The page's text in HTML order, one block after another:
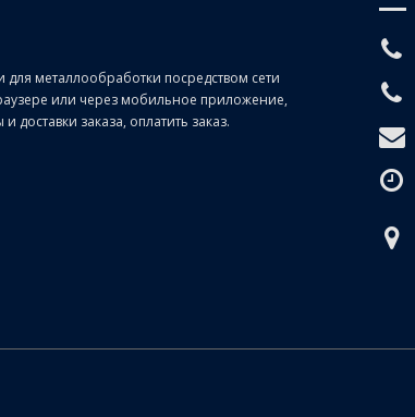
металлообработки посредством сети
или через мобильное приложение,
доставки заказа, оплатить заказ.